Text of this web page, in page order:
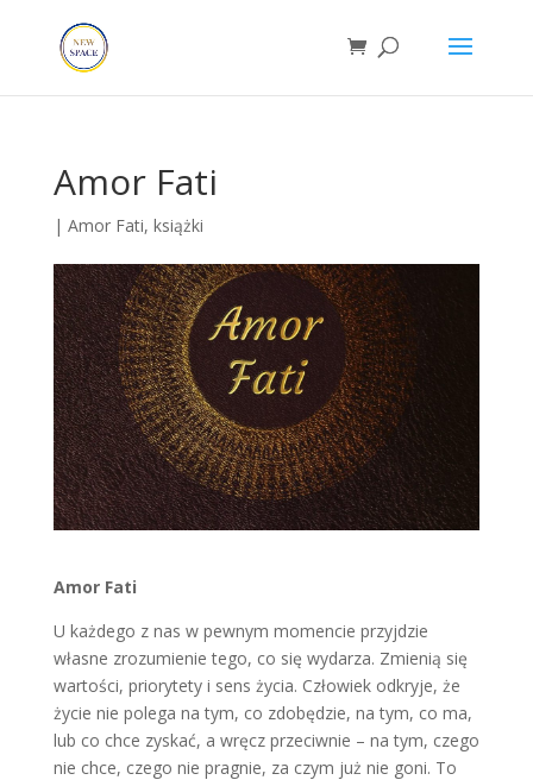
Amor Fati
| Amor Fati, książki
Amor Fati
U każdego z nas w pewnym momencie przyjdzie
własne zrozumienie tego, co się wydarza. Zmienią się
wartości, priorytety i sens życia. Człowiek odkryje, że
życie nie polega na tym, co zdobędzie, na tym, co ma,
lub co chce zyskać, a wręcz przeciwnie – na tym, czego
nie chce, czego nie pragnie, za czym już nie goni. To